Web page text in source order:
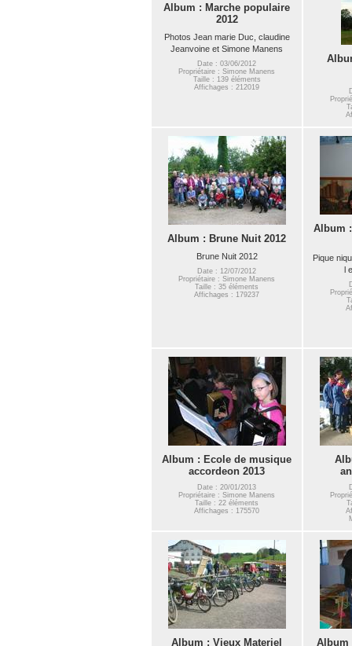
Album : Marche populaire
2012
Photos Jean marie Duc, claudine
Jeanvoine et Simone Manens
Date : 03/06/2012
Propriétaire : Simone Manens
Taille : 139 éléments
Affichages : 212019
Album : Brune Nuit 2012
Brune Nuit 2012
Date : 12/07/2012
Propriétaire : Simone Manens
Taille : 35 éléments
Affichages : 179237
Album
Pique
l
Album : Ecole de musique
accordeon 2013
Date : 20/01/2013
Propriétaire : Simone Manens
Taille : 22 éléments
Affichages : 175570
Album : Vieux Materiel Album